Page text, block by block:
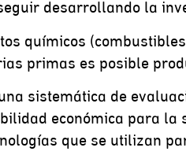
desarrollando la
químicos
primas es posible
sistemática de
económica para la
que se utilizan